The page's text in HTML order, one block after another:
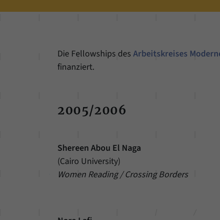
Die Fellowships des Arbeitskreises
finanziert.
2005/2006
Shereen Abou El Naga
(Cairo University)
Women Reading / Crossing Borders